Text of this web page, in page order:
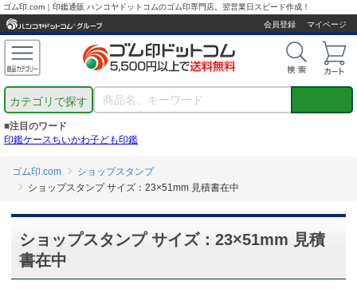
ゴム印.com｜印鑑通販 ハンコヤドットコムのゴム印専門店。翌営業日スピード作成！
会員登録
マイページ
カテゴリで探す
■注目のワード
印鑑ケースちいかわ子ども印鑑
ゴム印.com
ショップスタンプ
ショップスタンプ サイズ：23×51mm 見積書在中
ショップスタンプ サイズ：23×51mm 見積
書在中